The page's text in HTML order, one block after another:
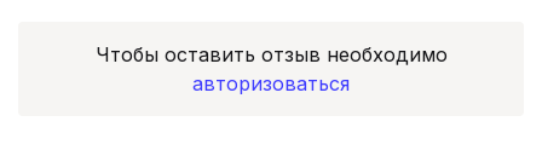
Чтобы оставить отзыв необходимо
авторизоваться